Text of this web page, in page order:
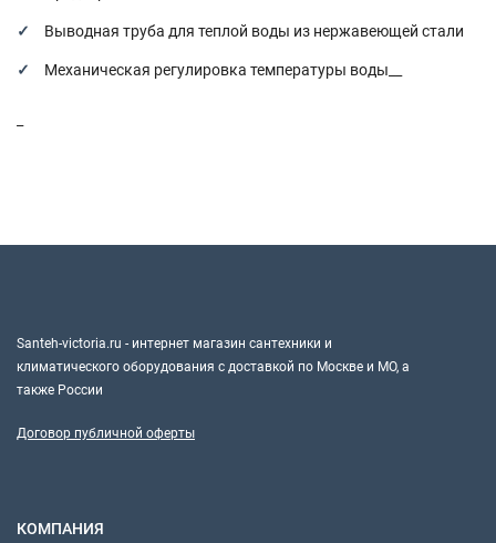
Выводная труба для теплой воды из нержавеющей стали
Механическая регулировка температуры воды__
Santeh-victoria.ru - интернет магазин сантехники и
климатического оборудования с доставкой по Москве и МО, а
также России
Договор публичной оферты
КОМПАНИЯ